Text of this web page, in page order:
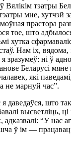
Вялікім тэатры
мне, хутчэй
прастора
тое, што
хутка
Нам іх, вядома,
зразумеў: ні ў
Беларусі
які
не марнуй час”.
даведаўся, што
высветліць,
адказвалі: “У нас
ў ім —